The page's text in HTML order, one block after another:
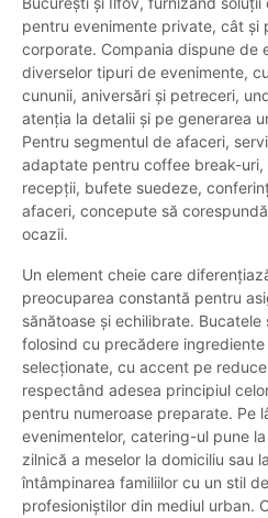
pentru evenimente private, cât și
corporate. Compania dispune de
diverselor tipuri de evenimente,
cununii, aniversări și petreceri,
atenția la detalii și pe generarea
Pentru segmentul de afaceri,
adaptate pentru coffee break-uri,
recepții, bufete suedeze,
afaceri, concepute să
ocazii.
Un element cheie care
preocuparea constantă pentru
sănătoase și echilibrate.
folosind cu precădere
selecționate, cu accent pe
respectând adesea principiul
pentru numeroase preparate. Pe
evenimentelor, catering-ul pune
zilnică a meselor la domiciliu sau
întâmpinarea familiilor cu un stil
profesioniștilor din mediul urban.